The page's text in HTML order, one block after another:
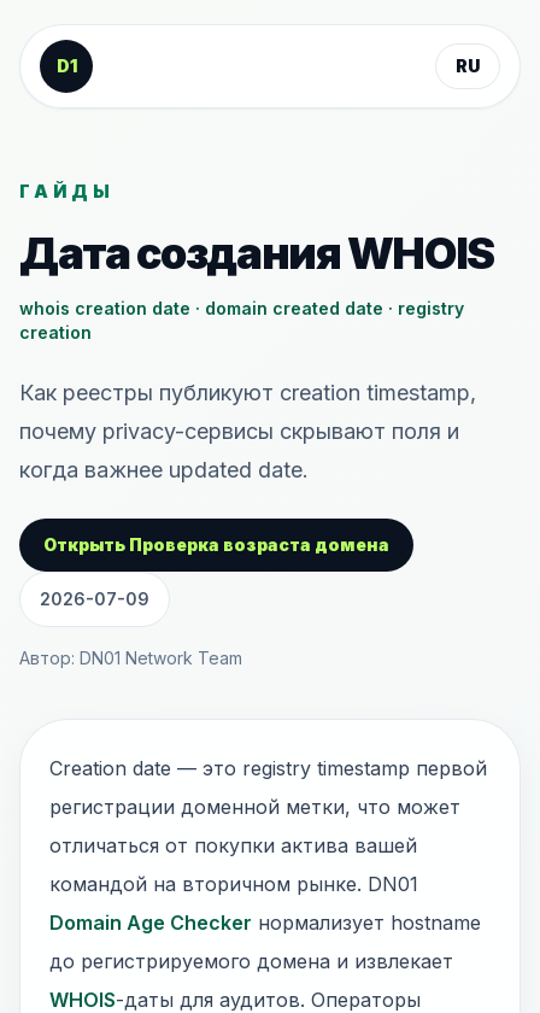
К содержанию
D1
RU
ГАЙДЫ
Дата создания WHOIS
whois creation date · domain created date · registry
creation
Как реестры публикуют creation timestamp,
почему privacy-сервисы скрывают поля и
когда важнее updated date.
Открыть Проверка возраста домена
2026-07-09
Автор: DN01 Network Team
Creation date — это registry timestamp первой
регистрации доменной метки, что может
отличаться от покупки актива вашей
командой на вторичном рынке. DN01
Domain Age Checker нормализует hostname
до регистрируемого домена и извлекает
WHOIS-даты для аудитов. Операторы